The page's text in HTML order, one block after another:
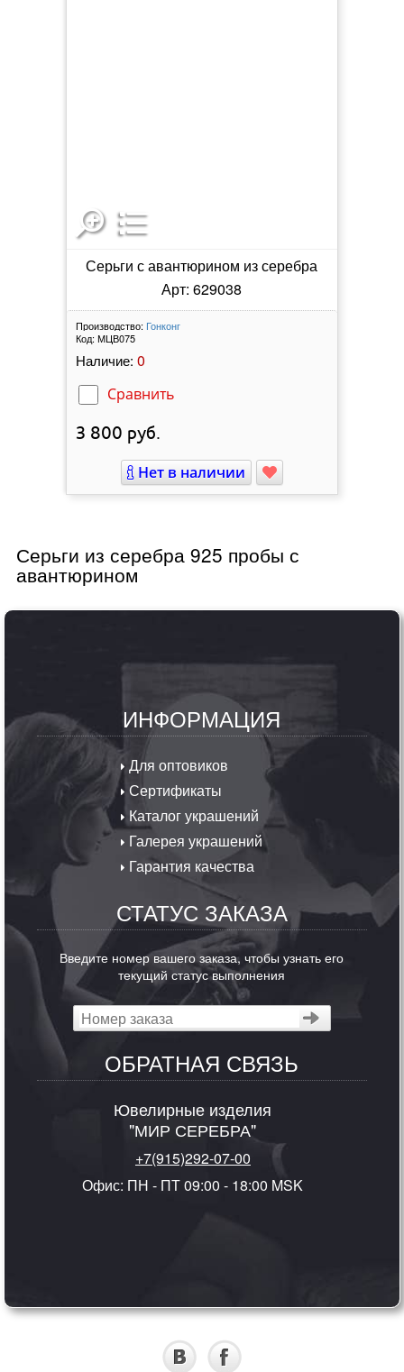
Серьги с авантюрином из серебра
Арт: 629038
Производство: Гонконг
Код: МЦВ075
Наличие: 0
Сравнить
3 800 руб.
Нет в наличии
Серьги из серебра 925 пробы с
авантюрином
ИНФОРМАЦИЯ
Для оптовиков
Сертификаты
Каталог украшений
Галерея украшений
Гарантия качества
СТАТУС ЗАКАЗА
Введите номер вашего заказа, чтобы узнать его
текущий статус выполнения
ОБРАТНАЯ СВЯЗЬ
Ювелирные изделия
"МИР СЕРЕБРА"
+7(915)292-07-00
Офис: ПН - ПТ 09:00 - 18:00 MSK